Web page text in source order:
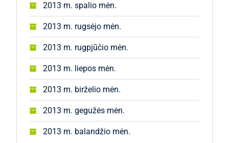
2013 m. spalio mėn.
2013 m. rugsėjo mėn.
2013 m. rugpjūčio mėn.
2013 m. liepos mėn.
2013 m. birželio mėn.
2013 m. gegužės mėn.
2013 m. balandžio mėn.